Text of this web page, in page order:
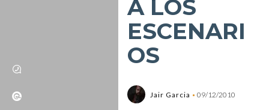
A LOS
ESCENARI
OS
Jair Garcia 09/12/2010